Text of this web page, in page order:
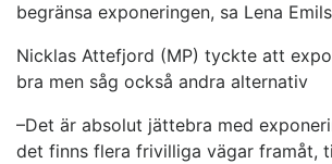
begränsa exponeringen, sa Lena
Nicklas Attefjord (MP) tyckte att
bra men såg också andra alternativ
–Det är absolut jättebra med
det finns flera frivilliga vägar framåt,